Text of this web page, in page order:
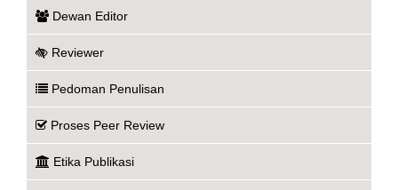
Dewan Editor
Reviewer
Pedoman Penulisan
Proses Peer Review
Etika Publikasi